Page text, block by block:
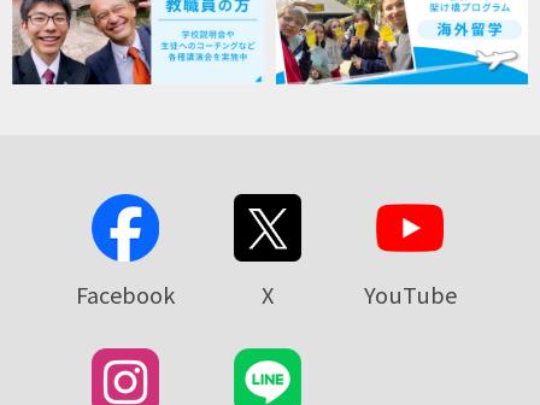
Facebook X YouTube